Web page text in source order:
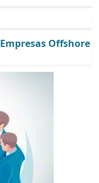
Offshore